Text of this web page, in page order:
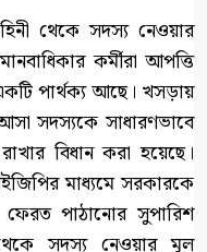
থেকে সদস্য নেওয়ার
কর্মীরা আপত্তি
পার্থক্য আছে। খসড়ায়
সদস্যকে সাধারণভাবে
বিধান করা হয়েছে।
মাধ্যমে সরকারকে
ফেরত পাঠানোর সুপারিশ
সদস্য নেওয়ার মূল